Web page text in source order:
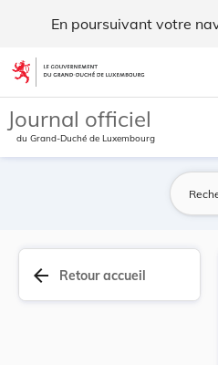
En poursuivant votre
Aller au contenu
Journal officiel
du Grand-Duché de Luxembourg
arrow_back Retour accueil